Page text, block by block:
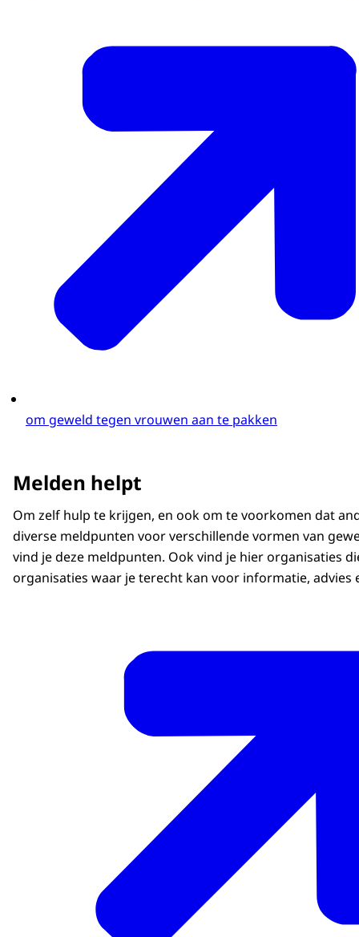
om geweld tegen vrouwen aan te pakken
Melden helpt
Om zelf hulp te krijgen, en ook om te voorkomen dat
diverse meldpunten voor verschillende vormen van
vind je deze meldpunten. Ook vind je hier organisaties
organisaties waar je terecht kan voor informatie, advies